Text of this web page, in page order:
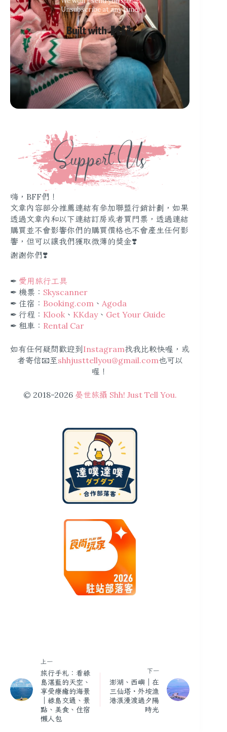
Unsubscribe at any time.
Built with Kit
嗨，BFF們！
文章內容部分推薦連結有參加聯盟行銷計劃，如果
透過文章內和以下連結訂房或者買門票，透過連結
購買並不會影響你們的購買價格也不會產生任何影
響，但可以讓我們獲取微薄的獎金❣️
謝謝你們❣️
✒︎ 愛用旅行工具
✒︎ 機票： Skyscanner
✒︎ 住宿： Booking.com 、 Agoda
✒︎ 行程： Klook 、 KKday、 Get Your Guide
✒︎ 租車： Rental Car
如有任何疑問歡迎到Instagram找我比較快喔，或
者寄信📧至shhjusttellyou@gmail.com也可以
喔！
© 2018-2026 晏世旅攝 Shh! Just Tell You.
上一
旅行手札：看綠
島湛藍的天空、
享受療癒的海景
｜綠島交通、景
點、美食、住宿
懶人包
下一
澎湖、西嶼｜在
三仙塔・外垵漁
港浪漫渡過夕陽
時光